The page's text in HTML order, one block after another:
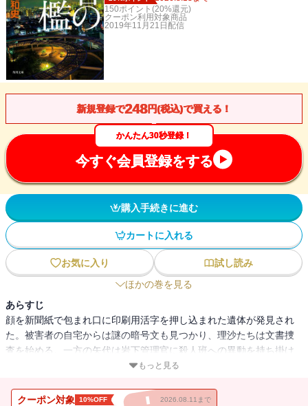
150ポイント(20%還元)
クーポン利用対象商品
2019年11月21日 配信
新規登録で248円(税込)で買える！
かんたん30秒登録！
今すぐ会員登録をする
購入手続きに進む
カートに入れる
お気に入り
試し読み
ほかの巻を見る
あらすじ
顔を新聞紙で包まれ口に印刷用活字を押し込まれた遺体が発見され
た。被害者の自宅からは謎の暗号文も見つかり、理沙たちは文書捜
査を始める。一方の矢代は岩下管理官に殺人班への異動を持ち掛け
もっと見る
クーポン対象 10%OFF 2026.08.11まで